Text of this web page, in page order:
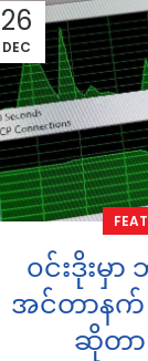
26
DEC
၀င်းဒိုးမှ
အင်တာန
ဆိုတာ